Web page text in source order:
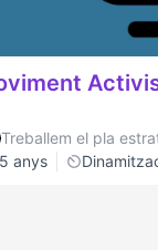
per evitar la
Treballem el pla
5 anys